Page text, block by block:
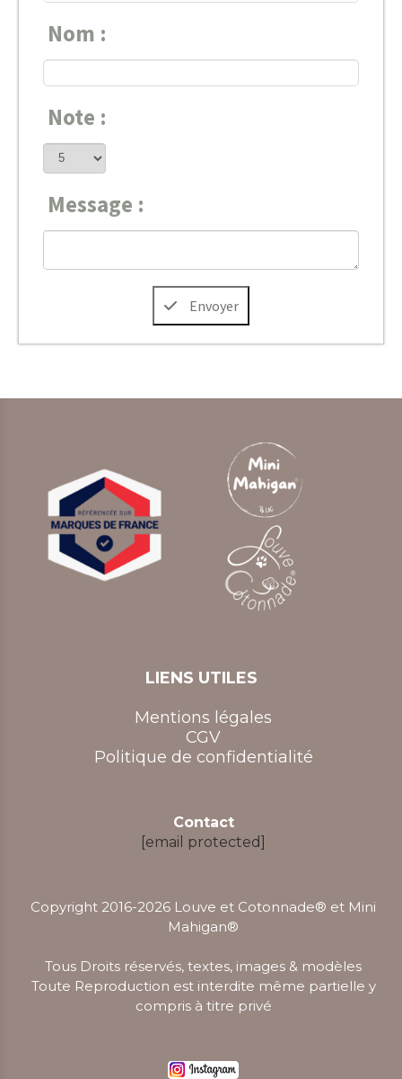
Nom :
Note :
Message :
Envoyer
LIENS UTILES
Mentions légales
CGV
Politique de confidentialité
Contact
[email protected]
Copyright 2016-2026 Louve et Cotonnade® et Mini
Mahigan®
Tous Droits réservés, textes, images & modèles
Toute Reproduction est interdite même partielle y
compris à titre privé